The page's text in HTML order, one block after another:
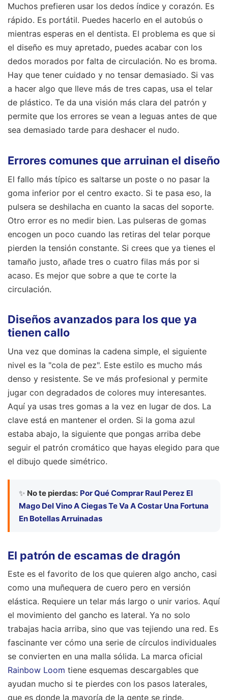
Muchos prefieren usar los dedos índice y corazón. Es
rápido. Es portátil. Puedes hacerlo en el autobús o
mientras esperas en el dentista. El problema es que si
el diseño es muy apretado, puedes acabar con los
dedos morados por falta de circulación. No es broma.
Hay que tener cuidado y no tensar demasiado. Si vas
a hacer algo que lleve más de tres capas, usa el telar
de plástico. Te da una visión más clara del patrón y
permite que los errores se vean a leguas antes de que
sea demasiado tarde para deshacer el nudo.
Errores comunes que arruinan el diseño
El fallo más típico es saltarse un poste o no pasar la
goma inferior por el centro exacto. Si te pasa eso, la
pulsera se deshilacha en cuanto la sacas del soporte.
Otro error es no medir bien. Las pulseras de gomas
encogen un poco cuando las retiras del telar porque
pierden la tensión constante. Si crees que ya tienes el
tamaño justo, añade tres o cuatro filas más por si
acaso. Es mejor que sobre a que te corte la
circulación.
Diseños avanzados para los que ya
tienen callo
Una vez que dominas la cadena simple, el siguiente
nivel es la "cola de pez". Este estilo es mucho más
denso y resistente. Se ve más profesional y permite
jugar con degradados de colores muy interesantes.
Aquí ya usas tres gomas a la vez en lugar de dos. La
clave está en mantener el orden. Si la goma azul
estaba abajo, la siguiente que pongas arriba debe
seguir el patrón cromático que hayas elegido para que
el dibujo quede simétrico.
✨ No te pierdas: Por Qué Comprar Raul Perez El
Mago Del Vino A Ciegas Te Va A Costar Una Fortuna
En Botellas Arruinadas
El patrón de escamas de dragón
Este es el favorito de los que quieren algo ancho, casi
como una muñequera de cuero pero en versión
elástica. Requiere un telar más largo o unir varios. Aquí
el movimiento del gancho es lateral. Ya no solo
trabajas hacia arriba, sino que vas tejiendo una red. Es
fascinante ver cómo una serie de círculos individuales
se convierten en una malla sólida. La marca oficial
Rainbow Loom tiene esquemas descargables que
ayudan mucho si te pierdes con los pasos laterales,
que es donde la mayoría de la gente se rinde.